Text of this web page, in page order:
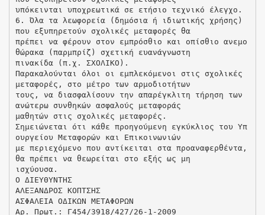
υπόκεινται υποχρεωτικά σε ετήσιο τεχνικό έλεγχο.
6. Όλα τα λεωφορεία (δημόσια ή ιδιωτικής χρήσης)
που εξυπηρετούν σχολικές μεταφορές θα
πρέπει να φέρουν στον εμπρόσθιο και οπίσθιο ανεμο
θώρακα (παρμπρίζ) σχετική ευανάγνωστη
πινακίδα (π.χ. ΣΧΟΛΙΚΟ).
Παρακαλούνται όλοι οι εμπλεκόμενοι στις σχολικές
μεταφορές, στο μέτρο των αρμοδιοτήτων
τους, να διασφαλίσουν την απαρέγκλιτη τήρηση των
ανώτερω συνθηκών ασφαλούς μεταφοράς
μαθητών στις σχολικές μεταφορές.
Σημειώνεται ότι κάθε προηγούμενη εγκύκλιος του Υπ
ουργείου Μεταφορών και Επικοινωνιών
με περιεχόμενο που αντίκειται στα προαναφερθέντα,
θα πρέπει να θεωρείται στο εξής ως μη
ισχύουσα.
Ο ΔΙΕΥΘΥΝΤΗΣ
ΑΛΕΞΑΝΔΡΟΣ ΚΟΠΤΣΗΣ
ΑΣΦΑΛΕΙΑ ΟΔΙΚΩΝ ΜΕΤΑΦΟΡΩΝ
Αρ. Πρωτ.: Γ454/3918/427/26-1-2009